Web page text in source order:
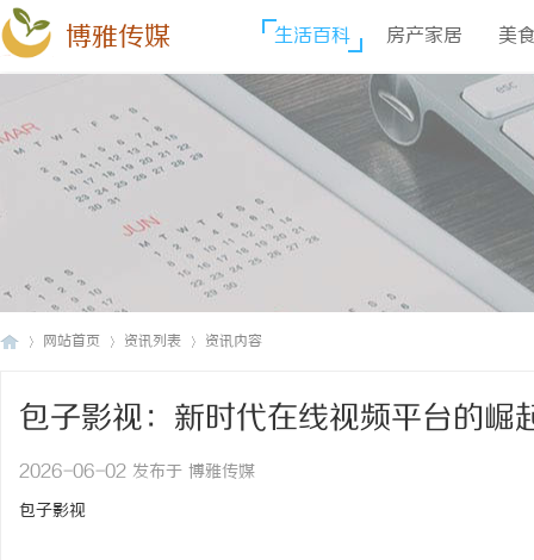
博雅传媒 生活百科 房产家居 美
网站首页 资讯列表 资讯内容
包子影视：新时代在线视频平台的崛
2026-06-02 发布于 博雅传媒
包子影视